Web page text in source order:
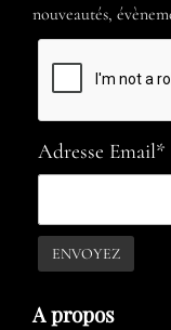
nouveautés,
Adresse Email*
A propos​